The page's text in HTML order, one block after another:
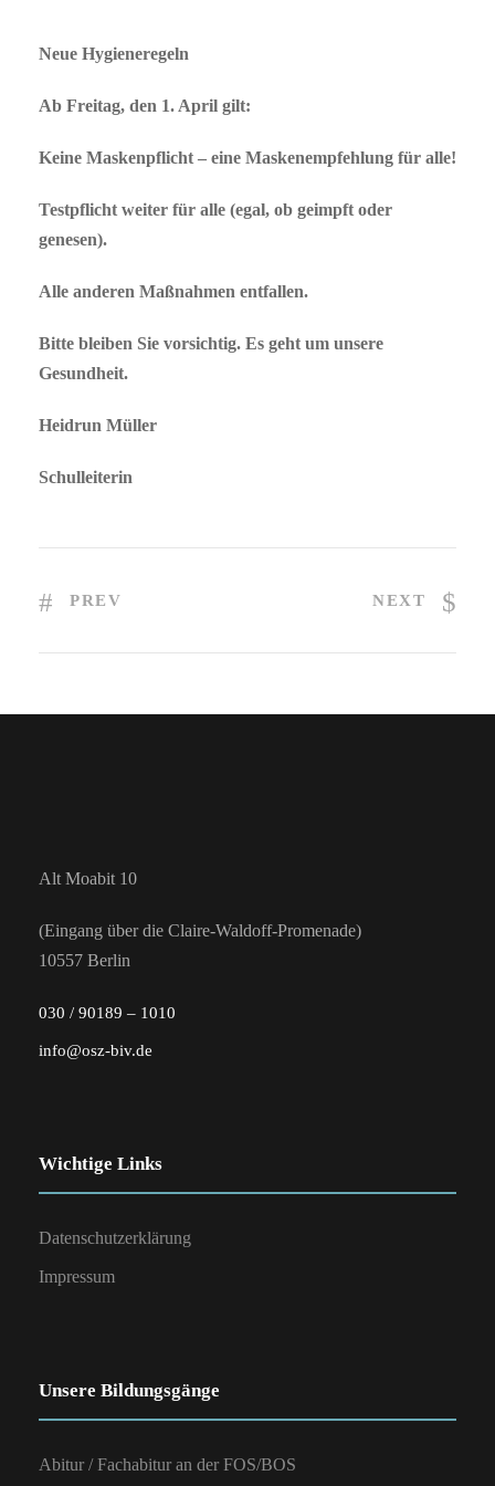
Neue Hygieneregeln
Ab Freitag, den 1. April gilt:
Keine Maskenpflicht – eine Maskenempfehlung für alle!
Testpflicht weiter für alle (egal, ob geimpft oder
genesen).
Alle anderen Maßnahmen entfallen.
Bitte bleiben Sie vorsichtig. Es geht um unsere
Gesundheit.
Heidrun Müller
Schulleiterin
PREV NEXT
Alt Moabit 10
(Eingang über die Claire-Waldoff-Promenade)
10557 Berlin
030 / 90189 – 1010
info@osz-biv.de
Wichtige Links
Datenschutzerklärung
Impressum
Unsere Bildungsgänge
Abitur / Fachabitur an der FOS/BOS